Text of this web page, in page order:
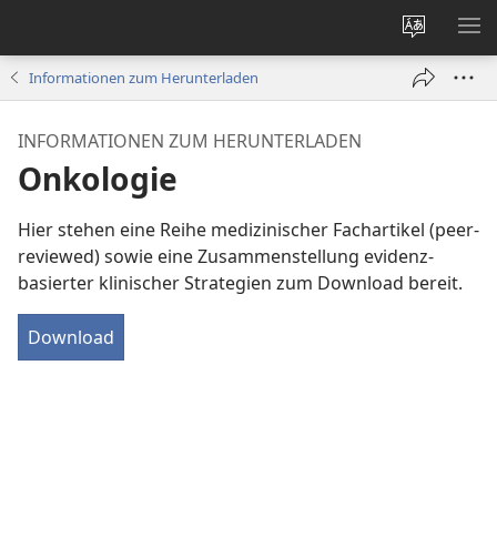
ändern
Informationen zum Herunterladen
INFORMATIONEN ZUM HERUNTERLADEN
Onkologie
Hier stehen eine Reihe medizinischer Fachartikel (peer-
reviewed) sowie eine Zusammenstellung evidenz-
basierter klinischer Strategien zum Download bereit.
Download